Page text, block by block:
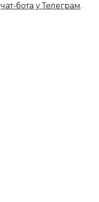
чат-бота у Телеграм.